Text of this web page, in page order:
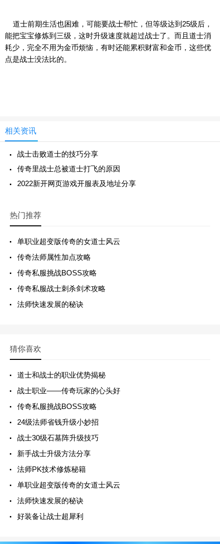
道士前期生活也困难，可能要战士帮忙，但等级达到25级后，
能把宝宝修炼到三级，这时升级速度就超过战士了。而且道士消
耗少，完全不用为金币烦恼，有时还能累积财富和金币，这些优
点是战士没法比的。
相关资讯
战士击败道士的技巧分享
传奇里战士总被道士打飞的原因
2022新开网页游戏开服表及地址分享
热门推荐
单职业超变版传奇的女道士风云
传奇法师属性加点攻略
传奇私服挑战BOSS攻略
传奇私服战士刺杀剑术攻略
法师快速发展的秘诀
猜你喜欢
道士和战士的职业优势揭秘
战士职业——传奇玩家的心头好
传奇私服挑战BOSS攻略
24级法师省钱升级小妙招
战士30级石墓阵升级技巧
新手战士升级方法分享
法师PK技术修炼秘籍
单职业超变版传奇的女道士风云
法师快速发展的秘诀
好装备让战士超犀利